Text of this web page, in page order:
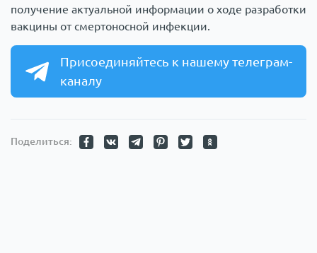
получение актуальной информации о ходе разработки
вакцины от смертоносной инфекции.
Присоединяйтесь к нашему телеграм-
каналу
Поделиться: